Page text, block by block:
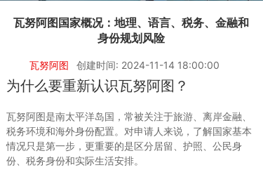
瓦努阿图国家概况：地理、语言、税务、金融和
身份规划风险
创建时间: 2024-11-14 18:00:00
瓦努阿图
为什么要重新认识瓦努阿图？
瓦努阿图是南太平洋岛国，常被关注于旅游、离岸金融、
税务环境和海外身份配置。对申请人来说，了解国家基本
情况只是第一步，更重要的是区分居留、护照、公民身
份、税务身份和实际生活安排。